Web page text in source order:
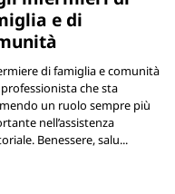
e di
di famiglia e comunità
che sta
un ruolo sempre più
nell’assistenza
Benessere, salu...